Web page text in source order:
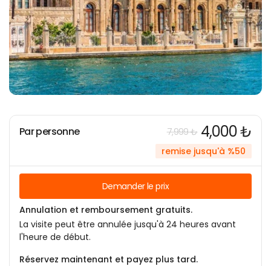
Par personne 7,999 ₺ 4,000 ₺
remise jusqu'à %50
Demander le prix
Annulation et remboursement gratuits.
La visite peut être annulée jusqu'à 24 heures avant
l'heure de début.
Réservez maintenant et payez plus tard.